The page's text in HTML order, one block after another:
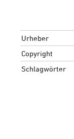
Urheber
Copyright
Schlagwörter